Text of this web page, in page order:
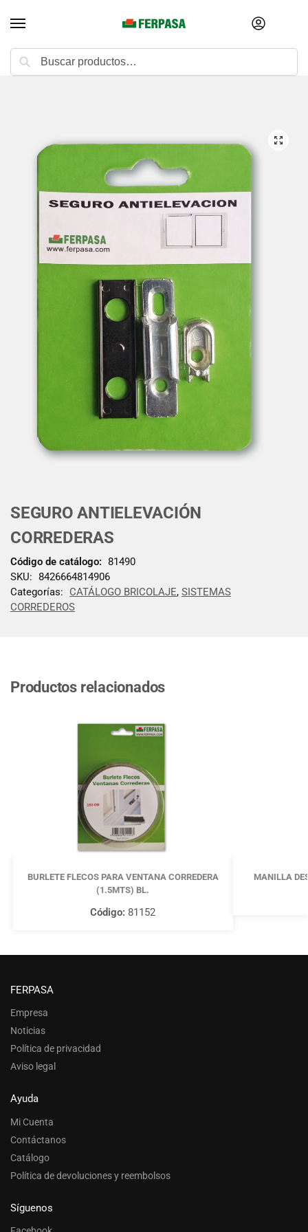
SEGURO ANTIELEVACIÓN
CORREDERAS
Código de catálogo: 81490
SKU: 8426664814906
Categorías:
CATÁLOGO BRICOLAJE, SISTEMAS
CORREDEROS
Productos relacionados
BURLETE FLECOS PARA VENTANA CORREDERA
(1.5MTS) BL.
Código: 81152
MANILLA
FERPASA
Empresa
Noticias
Política de privacidad
Aviso legal
Ayuda
Mi Cuenta
Contáctanos
Catálogo
Política de devoluciones y reembolsos
Síguenos